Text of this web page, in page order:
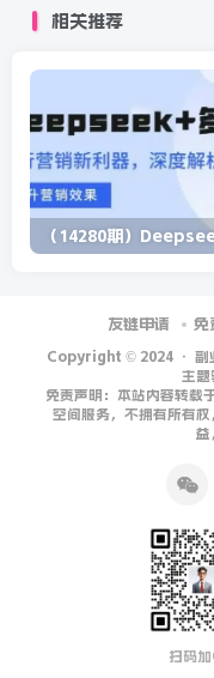
相关推荐
友链申请 免
Copyright © 2024 · 副
主题
免责声明：本站内容转载
空间服务，不拥有所有
益
扫码